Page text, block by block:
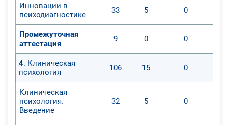
Инновации в
психодиагностике
33 5 0
Промежуточная
аттестация
9 0 0
4. Клиническая
психология
106 15 0
Клиническая
психология.
Введение
32 5 0